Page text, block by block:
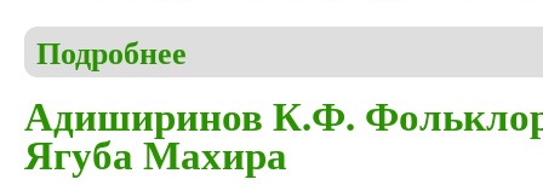
Подробнее
Адиширинов К.Ф.
Ягуба Махира